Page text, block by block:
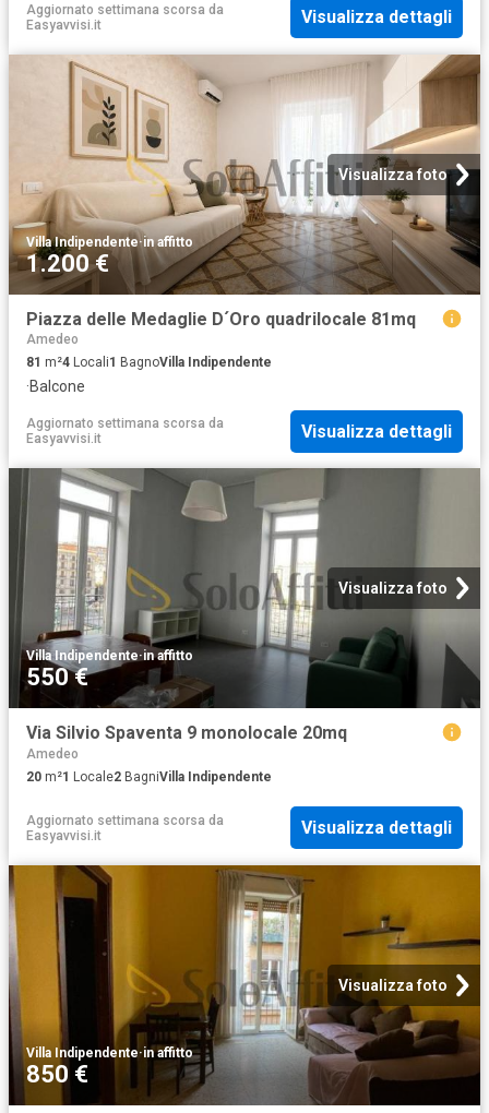
Aggiornato settimana scorsa da
Easyavvisi.it
Visualizza dettagli
Visualizza foto
Villa Indipendente·in affitto
1.200 €
Piazza delle Medaglie D´Oro quadrilocale 81mq
Amedeo
81 m²4 Locali1 BagnoVilla Indipendente
·Balcone
Aggiornato settimana scorsa da
Easyavvisi.it
Visualizza dettagli
Visualizza foto
Villa Indipendente·in affitto
550 €
Via Silvio Spaventa 9 monolocale 20mq
Amedeo
20 m²1 Locale2 BagniVilla Indipendente
Aggiornato settimana scorsa da
Easyavvisi.it
Visualizza dettagli
Visualizza foto
Villa Indipendente·in affitto
850 €